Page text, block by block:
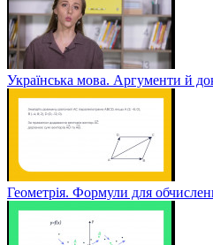
Українська мова. Аргументи й
Геометрія. Формули для